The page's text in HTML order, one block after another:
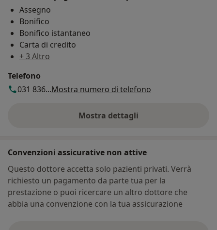
Assegno
Bonifico
Bonifico istantaneo
Carta di credito
+ 3 Altro
Telefono
031 836...Mostra numero di telefono
Mostra dettagli
sull'indirizzo
Convenzioni assicurative non attive
Questo dottore accetta solo pazienti privati. Verrà
richiesto un pagamento da parte tua per la
prestazione o puoi ricercare un altro dottore che
abbia una convenzione con la tua assicurazione